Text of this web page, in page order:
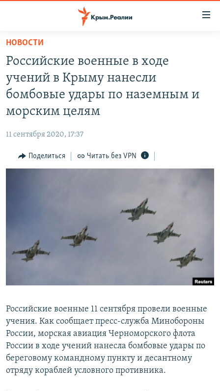
Вернуться
основному
содержанию
Вернутся
главной
Вернутся
поиску
ГРУЗ 200
ВОДА
ИНТЕРАКТИВ
ИНФОГРАФИКА
ПОБЕДИТЕЛЕЙ НЕ СУДЯТ?
КРЫМ.НЕПОКОРЕННЫЙ
ELIFBE
РАДІО СВОБОДА
КАК ОБОЙТИ БЛОКИРОВКУ
НОВОСТИ
Российские военные в ходе
учений в Крыму нанесли
бомбовые удары по наземным и
морским целям
11 сентября 2020, 17:37
Поделиться Читать без VPN
Российские военные 11 сентября провели военные
учения. Как сообщает пресс-служба Минобороны
России, морская авиация Черноморского флота
России в ходе учений нанесла бомбовые удары по
береговому командному пункту и десантному
отряду кораблей условного противника.